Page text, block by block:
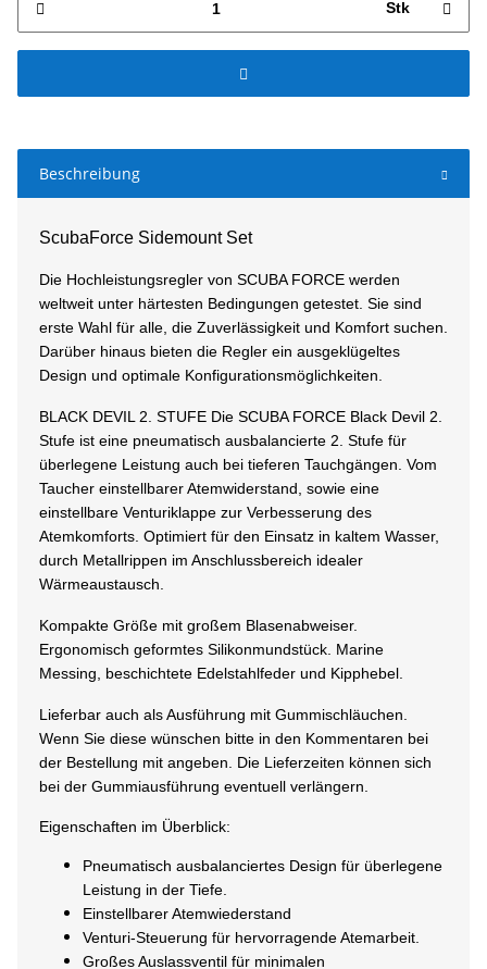
Stk
Beschreibung
ScubaForce Sidemount Set
Die Hochleistungsregler von SCUBA FORCE werden
weltweit unter härtesten Bedingungen getestet. Sie sind
erste Wahl für alle, die Zuverlässigkeit und Komfort suchen.
Darüber hinaus bieten die Regler ein ausgeklügeltes
Design und optimale Konfigurationsmöglichkeiten.
BLACK DEVIL 2. STUFE Die SCUBA FORCE Black Devil 2.
Stufe ist eine pneumatisch ausbalancierte 2. Stufe für
überlegene Leistung auch bei tieferen Tauchgängen. Vom
Taucher einstellbarer Atemwiderstand, sowie eine
einstellbare Venturiklappe zur Verbesserung des
Atemkomforts. Optimiert für den Einsatz in kaltem Wasser,
durch Metallrippen im Anschlussbereich idealer
Wärmeaustausch.
Kompakte Größe mit großem Blasenabweiser.
Ergonomisch geformtes Silikonmundstück. Marine
Messing, beschichtete Edelstahlfeder und Kipphebel.
Lieferbar auch als Ausführung mit Gummischläuchen.
Wenn Sie diese wünschen bitte in den Kommentaren bei
der Bestellung mit angeben. Die Lieferzeiten können sich
bei der Gummiausführung eventuell verlängern.
Eigenschaften im Überblick:
Pneumatisch ausbalanciertes Design für überlegene
Leistung in der Tiefe.
Einstellbarer Atemwiederstand
Venturi-Steuerung für hervorragende Atemarbeit.
Großes Auslassventil für minimalen